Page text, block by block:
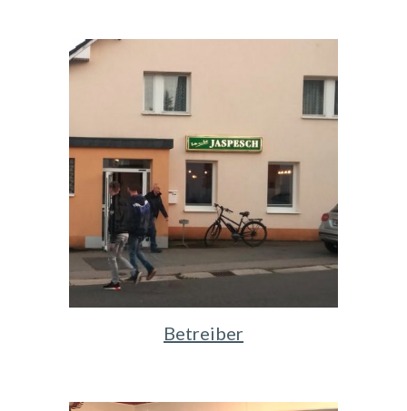
Betreiber